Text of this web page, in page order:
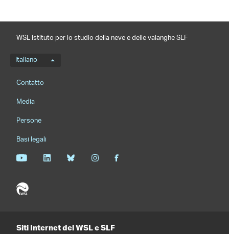
WSL Istituto per lo studio della neve e delle valanghe SLF
Menu della lingua
Italiano
Footernavigation
Contatto
Media
Persone
Basi legali
Siti Internet del WSL e SLF